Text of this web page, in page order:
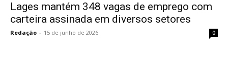
Lages mantém 348 vagas de emprego com
carteira assinada em diversos setores
Redação - 15 de junho de 2026 0